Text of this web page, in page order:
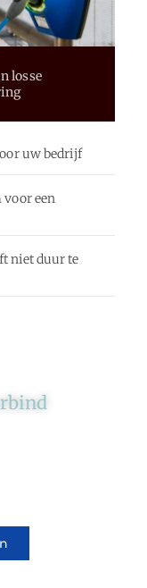
losse
uw bedrijf
een
niet duur te